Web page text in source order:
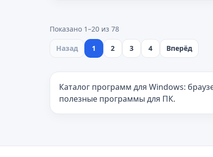
Показано 1–20 из 78
Назад 1 2 3 4 Вперёд
Каталог программ для Windows:
полезные программы для ПК.